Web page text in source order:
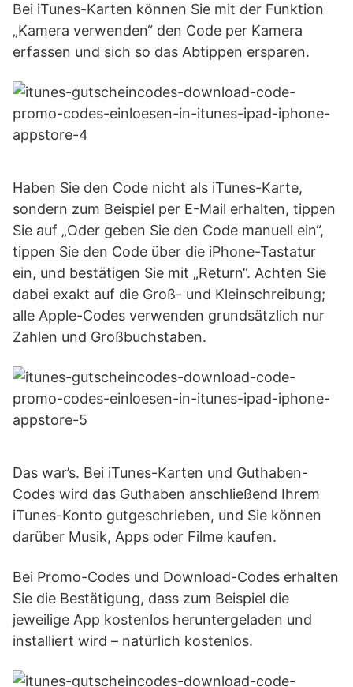
Bei iTunes-Karten können Sie mit der Funktion
„Kamera verwenden“ den Code per Kamera
erfassen und sich so das Abtippen ersparen.
Haben Sie den Code nicht als iTunes-Karte,
sondern zum Beispiel per E-Mail erhalten, tippen
Sie auf „Oder geben Sie den Code manuell ein“,
tippen Sie den Code über die iPhone-Tastatur
ein, und bestätigen Sie mit „Return“. Achten Sie
dabei exakt auf die Groß- und Kleinschreibung;
alle Apple-Codes verwenden grundsätzlich nur
Zahlen und Großbuchstaben.
Das war’s. Bei iTunes-Karten und Guthaben-
Codes wird das Guthaben anschließend Ihrem
iTunes-Konto gutgeschrieben, und Sie können
darüber Musik, Apps oder Filme kaufen.
Bei Promo-Codes und Download-Codes erhalten
Sie die Bestätigung, dass zum Beispiel die
jeweilige App kostenlos heruntergeladen und
installiert wird – natürlich kostenlos.